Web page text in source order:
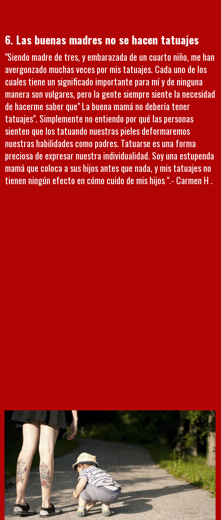
6. Las buenas madres no se hacen tatuajes
"Siendo madre de tres, y embarazada de un cuarto niño, me han
avergonzado muchas veces por mis tatuajes. Cada uno de los
cuales tiene un significado importante para mí y de ninguna
manera son vulgares, pero la gente siempre siente la necesidad
de hacerme saber que" La buena mamá no debería tener
tatuajes". Simplemente no entiendo por qué las personas
sienten que los tatuando nuestras pieles deformaremos
nuestras habilidades como padres. Tatuarse es una forma
preciosa de expresar nuestra individualidad. Soy una estupenda
mamá que coloca a sus hijos antes que nada, y mis tatuajes no
tienen ningún efecto en cómo cuido de mis hijos ".- Carmen H .